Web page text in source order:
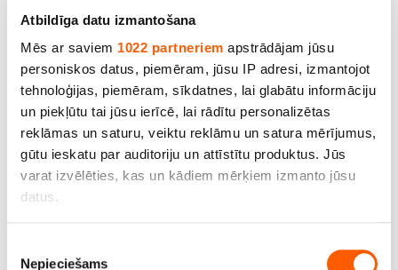
Atbildīga datu izmantošana
Mēs ar saviem 1022 partneriem apstrādājam jūsu
personiskos datus, piemēram, jūsu IP adresi, izmantojot
tehnoloģijas, piemēram, sīkdatnes, lai glabātu informāciju
un piekļūtu tai jūsu ierīcē, lai rādītu personalizētas
reklāmas un saturu, veiktu reklāmu un satura mērījumus,
gūtu ieskatu par auditoriju un attīstītu produktus. Jūs
varat izvēlēties, kas un kādiem mērķiem izmanto jūsu
datus.
apkopot informāciju par jūsu ģeogrāfisko
izvēle
Nepieciešams
SALE
Stikla šķiedras audums TG430-AL ar alumīnija
pārklājumu, 430 g/m2, 100 cm. Rullis 50 m
Cena līdz: 566.50€
Cena līdz: 405.35€